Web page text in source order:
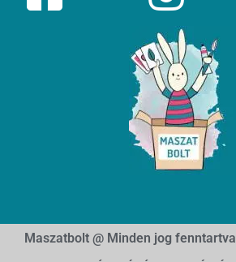
Maszatbolt @ Minden jog fenntartva